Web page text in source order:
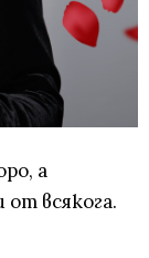
а
от всякога.